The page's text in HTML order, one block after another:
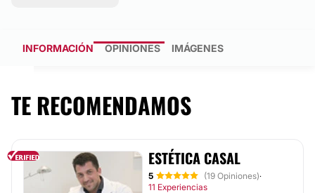
INFORMACIÓN OPINIONES IMÁGENES
TE RECOMENDAMOS
ESTÉTICA CASAL
5 (19 Opiniones)·
11 Experiencias